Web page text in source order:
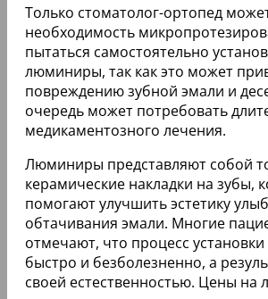
Читайте также:
Отбеливание Зум 4 (Zoom 4).
инструкция, отзывы, цена
Альтернативой люминирам
ультраниры. Это тоже тонкие
микропротезирования, но их
занимаются отечественные
надежной фиксации ультраниров
обтачивание зубов.